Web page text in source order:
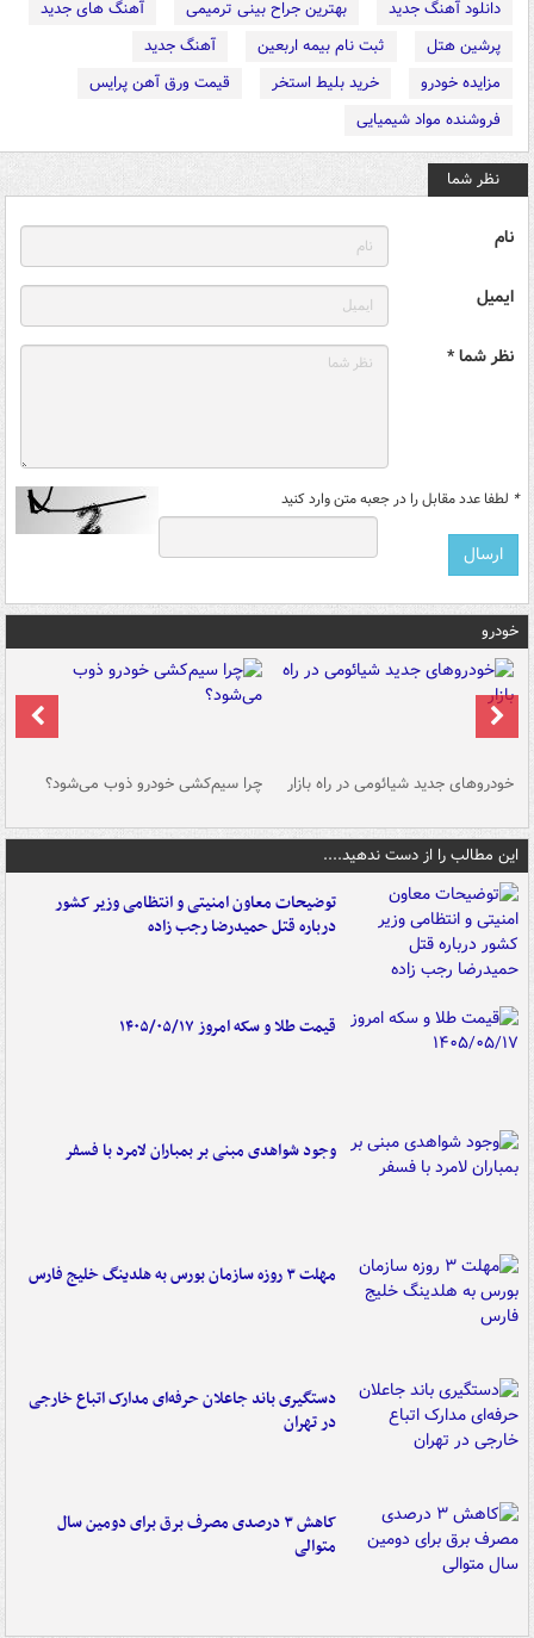
دانلود آهنگ جدید
بهترین جراح بینی ترمیمی
آهنگ های جدید
پرشین هتل
ثبت نام بیمه اربعین
آهنگ جدید
مزایده خودرو
خرید بلیط استخر
قیمت ورق آهن پرایس
فروشنده مواد شیمیایی
نظر شما
نام
ایمیل
نظر شما *
* لطفا عدد مقابل را در جعبه متن وارد کنید
خودرو
خودروهای جدید شیائومی در راه بازار چرا سیم‌کشی خودرو ذوب می‌شود؟
این مطالب را از دست ندهید....
توضیحات معاون امنیتی و انتظامی وزیر کشور
درباره قتل حمیدرضا رجب زاده
قیمت طلا و سکه امروز ۱۴۰۵/۰۵/۱۷
وجود شواهدی مبنی بر بمباران لامرد با فسفر
مهلت ۳ روزه سازمان بورس به هلدینگ خلیج فارس
دستگیری باند جاعلان حرفه‌ای مدارک اتباع خارجی
در تهران
کاهش ۳ درصدی مصرف برق برای دومین سال
متوالی